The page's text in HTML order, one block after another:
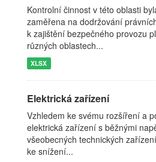
Kontrolní činnost v této oblasti
zaměřena na dodržování
k zajištění bezpečného provozu
různých oblastech...
XLSX
Elektrická zařízení
Vzhledem ke svému rozšíření a
elektrická zařízení s běžnými
všeobecných technických
ke snížení...